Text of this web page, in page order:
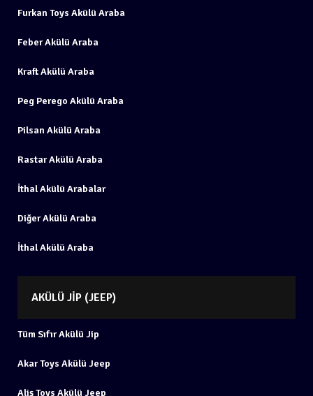
Furkan Toys Akülü Araba
Feber Akülü Araba
Kraft Akülü Araba
Peg Perego Akülü Araba
Pilsan Akülü Araba
Rastar Akülü Araba
İthal Akülü Arabalar
Diğer Akülü Araba
İthal Akülü Araba
AKÜLÜ JIP (JEEP)
Tüm Sıfır Akülü Jip
Akar Toys Akülü Jeep
Aliş Toys Akülü Jeep